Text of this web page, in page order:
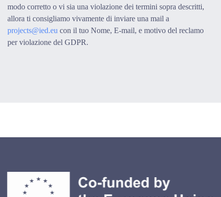
modo corretto o vi sia una violazione dei termini sopra descritti,
allora ti consigliamo vivamente di inviare una mail a
projects@ied.eu con il tuo Nome, E-mail, e motivo del reclamo
per violazione del GDPR.